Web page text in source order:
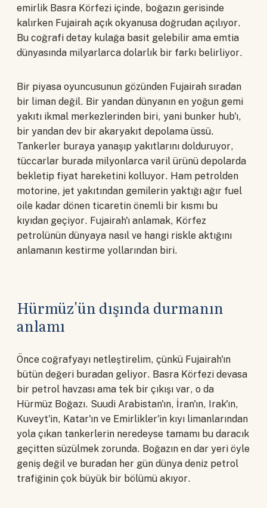
emirlik Basra Körfezi içinde, boğazın gerisinde
kalırken Fujairah açık okyanusa doğrudan açılıyor.
Bu coğrafi detay kulağa basit gelebilir ama emtia
dünyasında milyarlarca dolarlık bir farkı belirliyor.
Bir piyasa oyuncusunun gözünden Fujairah sıradan
bir liman değil. Bir yandan dünyanın en yoğun gemi
yakıtı ikmal merkezlerinden biri, yani bunker hub'ı,
bir yandan dev bir akaryakıt depolama üssü.
Tankerler buraya yanaşıp yakıtlarını dolduruyor,
tüccarlar burada milyonlarca varil ürünü depolarda
bekletip fiyat hareketini kolluyor. Ham petrolden
motorine, jet yakıtından gemilerin yaktığı ağır fuel
oile kadar dönen ticaretin önemli bir kısmı bu
kıyıdan geçiyor. Fujairah'ı anlamak, Körfez
petrolünün dünyaya nasıl ve hangi riskle aktığını
anlamanın kestirme yollarından biri.
Hürmüz'ün dışında durmanın
anlamı
Önce coğrafyayı netleştirelim, çünkü Fujairah'ın
bütün değeri buradan geliyor. Basra Körfezi devasa
bir petrol havzası ama tek bir çıkışı var, o da
Hürmüz Boğazı. Suudi Arabistan'ın, İran'ın, Irak'ın,
Kuveyt'in, Katar'ın ve Emirlikler'in kıyı limanlarından
yola çıkan tankerlerin neredeyse tamamı bu daracık
geçitten süzülmek zorunda. Boğazın en dar yeri öyle
geniş değil ve buradan her gün dünya deniz petrol
trafiğinin çok büyük bir bölümü akıyor.